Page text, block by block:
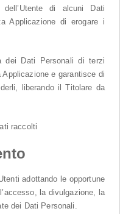
di alcuni Dati
Applicazione di erogare i
dei Dati Personali di terzi
e garantisce di
liberando il Titolare da
raccolti
adottando le opportune
la divulgazione, la
dei Dati Personali.